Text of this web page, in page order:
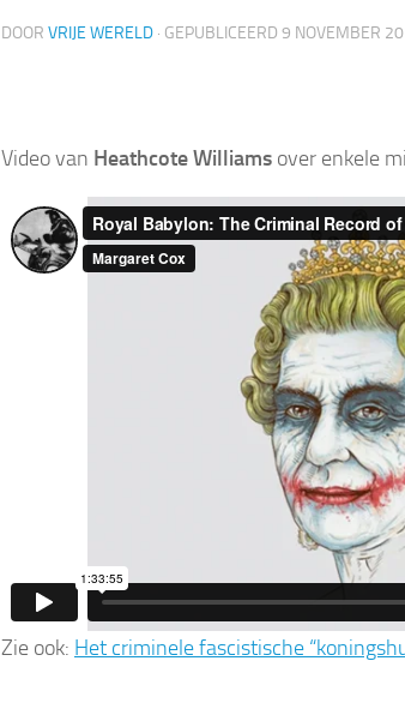
DOOR VRIJE WERELD · GEPUBLICEERD 9 NOVEMBER
Video van Heathcote Williams over enkele
Zie ook: Het criminele fascistische